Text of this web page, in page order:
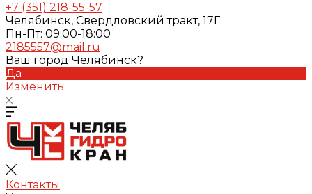
+7 (351) 218-55-57
Челябинск, Свердловский тракт, 17Г
Пн-Пт: 09:00-18:00
2185557@mail.ru
Ваш город Челябинск?
Да
Изменить
Контакты